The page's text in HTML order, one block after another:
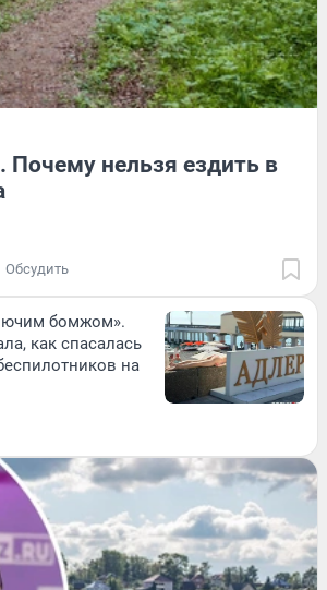
Почему нельзя ездить в
Обсудить
бомжом».
как спасалась
на